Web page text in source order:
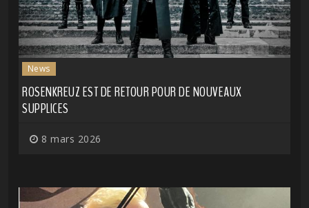
News
ROSENKREUZ EST DE RETOUR POUR DE NOUVEAUX
SUPPLICES
8 mars 2026